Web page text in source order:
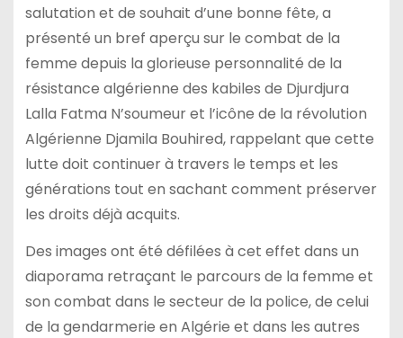
salutation et de souhait d’une bonne fête, a
présenté un bref aperçu sur le combat de la
femme depuis la glorieuse personnalité de la
résistance algérienne des kabiles de Djurdjura
Lalla Fatma N’soumeur et l’icône de la révolution
Algérienne Djamila Bouhired, rappelant que cette
lutte doit continuer à travers le temps et les
générations tout en sachant comment préserver
les droits déjà acquits.
Des images ont été défilées à cet effet dans un
diaporama retraçant le parcours de la femme et
son combat dans le secteur de la police, de celui
de la gendarmerie en Algérie et dans les autres